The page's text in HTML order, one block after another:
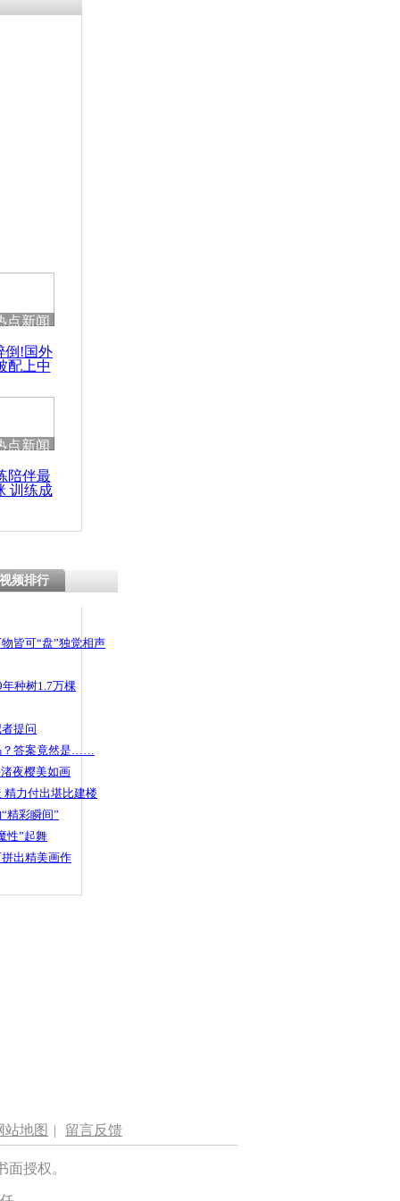
点新闻
倒!国外
配上中
点新闻
陪伴最
训练成
频排行
皆可“盘”独觉相声
种树1.7万棵
提问
？答案竟然是……
夜樱美如画
精力付出堪比建楼
精彩瞬间”
性”起舞
出精美画作
站地图 | 留言反馈
授权。